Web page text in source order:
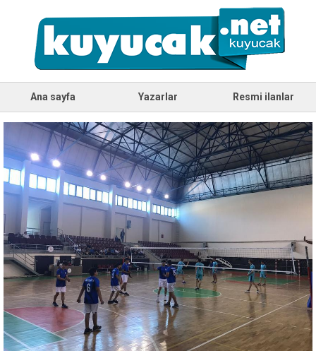
Ana sayfa Yazarlar Resmi ilanlar